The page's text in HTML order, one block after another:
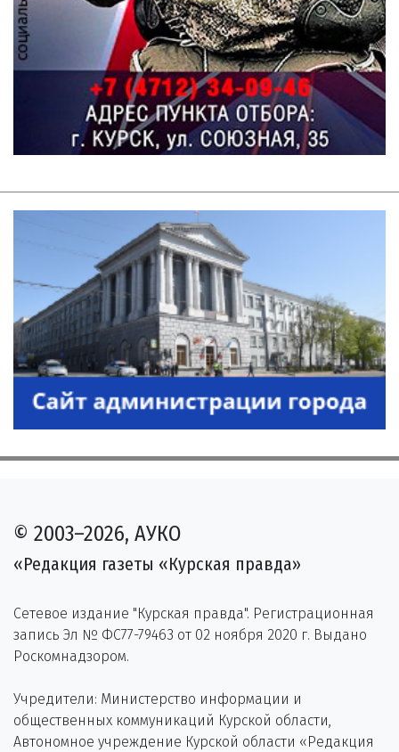
© 2003–2026, АУКО
«Редакция газеты «Курская правда»
Сетевое издание "Курская правда". Регистрационная
запись Эл № ФС77-79463 от 02 ноября 2020 г. Выдано
Роскомнадзором.
Учредители: Министерство информации и
общественных коммуникаций Курской области,
Автономное учреждение Курской области «Редакция